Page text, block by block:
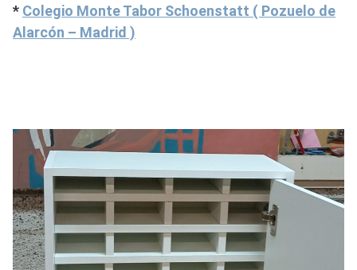
* Colegio Monte Tabor Schoenstatt ( Pozuelo de
Alarcón – Madrid )